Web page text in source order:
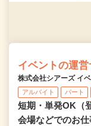
イベントの運営
株式会社シアーズ イ
アルバイト パート
短期・単発OK（
会場などでのお仕